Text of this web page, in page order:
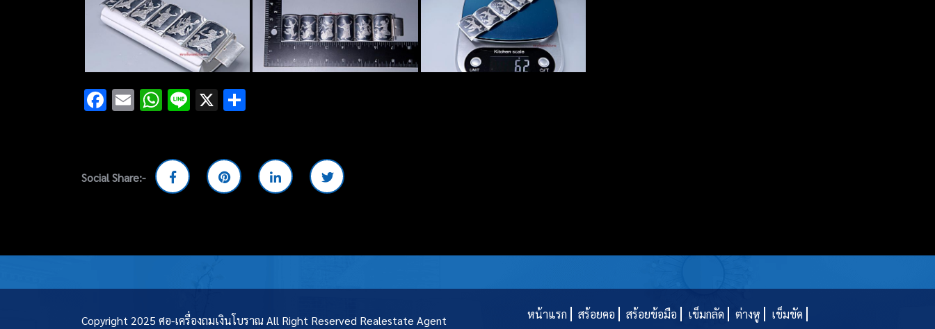
Facebook
EmailWhatsApp
Line
X
Social Share:-
Copyright 2025 ศอ-เครื่องถมเงินโบราณ All Right Reserved Realestate Agent หน้าแรก สร้อยคอ สร้อยข้อมือ เข็มกลัด ต่างหู เข็มขัด